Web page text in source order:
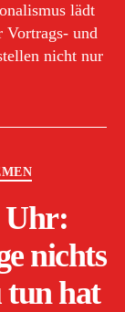
lädt
Vortrags- und
nicht nur
Uhr:
nichts
tun hat